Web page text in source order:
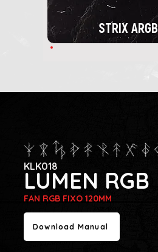
STRIX ARGB
LUMEN RGB
KLK018
FAN RGB FIXO 120MM
Download Manual